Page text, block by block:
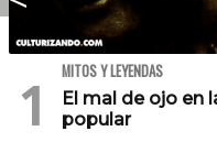
MITOS Y LEYENDAS
El mal de ojo en
popular